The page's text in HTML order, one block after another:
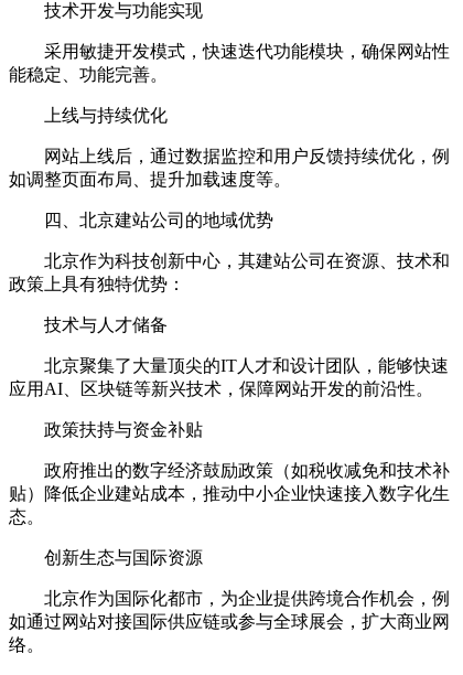
技术开发与功能实现
采用敏捷开发模式，快速迭代功能模块，确保网站性
能稳定、功能完善。
上线与持续优化
网站上线后，通过数据监控和用户反馈持续优化，例
如调整页面布局、提升加载速度等。
四、北京建站公司的地域优势
北京作为科技创新中心，其建站公司在资源、技术和
政策上具有独特优势：
技术与人才储备
北京聚集了大量顶尖的IT人才和设计团队，能够快速
应用AI、区块链等新兴技术，保障网站开发的前沿性。
政策扶持与资金补贴
政府推出的数字经济鼓励政策（如税收减免和技术补
贴）降低企业建站成本，推动中小企业快速接入数字化生
态。
创新生态与国际资源
北京作为国际化都市，为企业提供跨境合作机会，例
如通过网站对接国际供应链或参与全球展会，扩大商业网
络。